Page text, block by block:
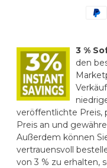
3 %
den
veröffentlichte Preis,
Preis an und
Außerdem können
vertrauensvoll
von 3 % zu erhalten,